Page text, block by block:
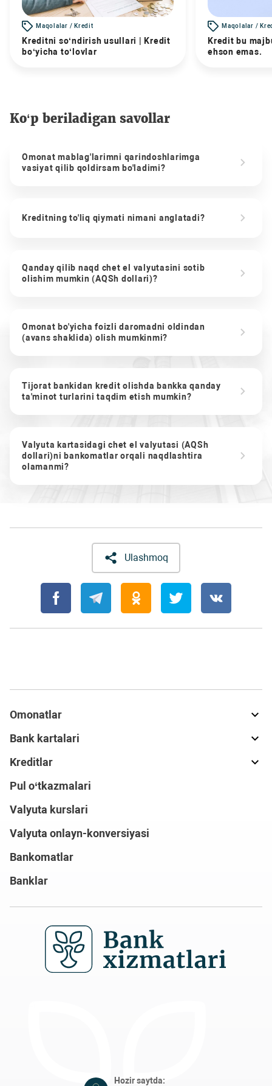
Maqolalar / Kredit
Kreditni so‘ndirish usullari | Kredit
bo‘yicha to‘lovlar
Maqolalar /
Kredit bu
ehson emas.
Ko‘p beriladigan savollar
Omonat mablag'larimni qarindoshlarimga
vasiyat qilib qoldirsam bo'ladimi?
Kreditning to'liq qiymati nimani anglatadi?
Qanday qilib naqd chet el valyutasini sotib
olishim mumkin (AQSh dollari)?
Omonat bo'yicha foizli daromadni oldindan
(avans shaklida) olish mumkinmi?
Tijorat bankidan kredit olishda bankka qanday
ta'minot turlarini taqdim etish mumkin?
Valyuta kartasidagi chet el valyutasi (AQSh
dollari)ni bankomatlar orqali naqdlashtira
olamanmi?
Ulashmoq
Omonatlar
Bank kartalari
Kreditlar
Pul o‘tkazmalari
Valyuta kurslari
Valyuta onlayn-konversiyasi
Bankomatlar
Banklar
Hozir saytda: